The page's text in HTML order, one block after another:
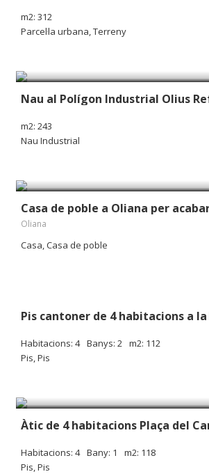
m2: 312
Parcel·la urbana, Terreny
Nau al Polígon Industrial Olius
m2: 243
Nau Industrial
Oliana
Casa, Casa de poble
Habitacions: 4 Banys: 2 m2: 112
Pis, Pis
Àtic de 4 habitacions Plaça del
Habitacions: 4 Bany: 1
m2: 118
Pis, Pis